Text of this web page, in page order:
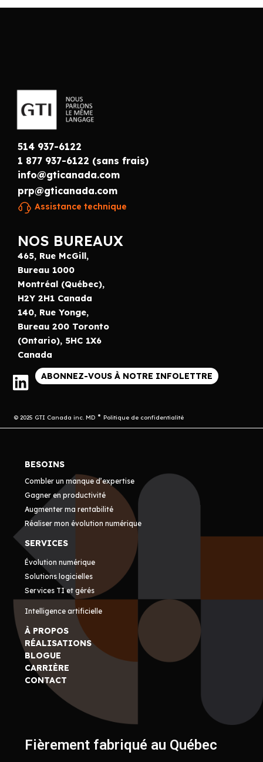
514 937-6122
1 877 937-6122 (sans frais)
info@gticanada.com
prp@gticanada.com
Assistance technique
NOS BUREAUX
465, Rue McGill,
Bureau 1000
Montréal (Québec),
H2Y 2H1 Canada
140, Rue Yonge,
Bureau 200 Toronto
(Ontario), 5HC 1X6
Canada
ABONNEZ-VOUS À NOTRE INFOLETTRE
© 2025 GTI Canada inc. MD Politique de confidentialité
BESOINS
Combler un manque d’expertise
Gagner en productivité
Augmenter ma rentabilité
Réaliser mon évolution numérique
SERVICES
Évolution numérique
Solutions logicielles
Services TI et gérés
Intelligence artificielle
À PROPOS
RÉALISATIONS
BLOGUE
CARRIÈRE
CONTACT
Fièrement fabriqué au Québec